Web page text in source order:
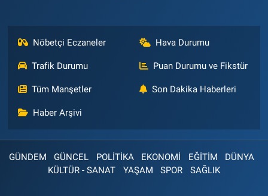
Nöbetçi Eczaneler Hava Durumu
Trafik Durumu Puan Durumu ve Fikstür
Tüm Manşetler Son Dakika Haberleri
Haber Arşivi
GÜNDEM GÜNCEL POLİTİKA EKONOMİ EĞİTİM
DÜNYA
KÜLTÜR - SANAT
YAŞAM SPOR SAĞLIK